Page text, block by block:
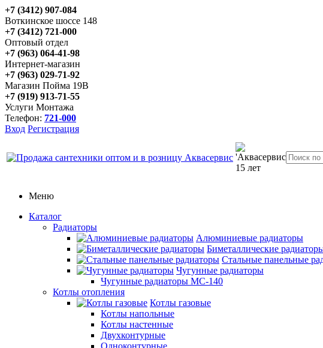
+7 (3412) 907-084
Воткинское шоссе 148
+7 (3412) 721-000
Оптовый отдел
+7 (963) 064-41-98
Интернет-магазин
+7 (963) 029-71-92
Магазин Пойма 19В
+7 (919) 913-71-55
Услуги Монтажа
Телефон: 721-000
Вход Регистрация
Меню
Каталог
Радиаторы
Алюминиевые радиаторы
Биметаллические
Стальные панельные
Чугунные радиаторы
Чугунные радиаторы МС-140
Котлы отопления
Котлы газовые
Котлы напольные
Котлы настенные
Двухконтурные
Одноконтурные